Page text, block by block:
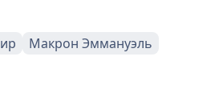
Макрон Эммануэль